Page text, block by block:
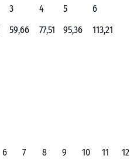
3 4 5
6
59,66 77,51 95,36 113,21
6 7 8 9 10 11 12